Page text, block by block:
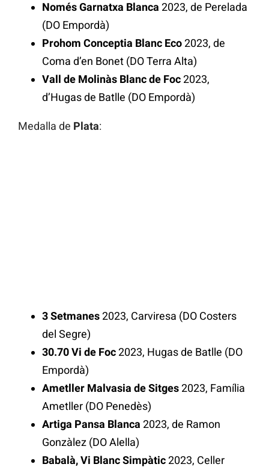
Només Garnatxa Blanca 2023, de Perelada
(DO Empordà)
Prohom Conceptia Blanc Eco2023, de
Coma d’en Bonet (DO Terra Alta)
Vall de Molinàs Blanc de Foc2023,
d’Hugas de Batlle (DO Empordà)
Medalla de Plata:
3 Setmanes2023, Carviresa (DO Costers
del Segre)
30.70 Vi de Foc2023, Hugas de Batlle (DO
Empordà)
Ametller Malvasia de Sitges2023, Família
Ametller (DO Penedès)
Artiga Pansa Blanca 2023, de Ramon
Gonzàlez (DO Alella)
Babalà, Vi Blanc Simpàtic2023, Celler